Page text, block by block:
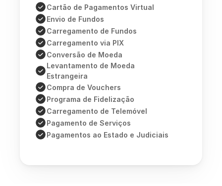
Click&Collect
Experts
DESCARREGAR APLICAÇÃO
Cartão de Pagamentos Virtual
Envio de Fundos
Carregamento de Fundos
Carregamento via PIX
Conversão de Moeda
Levantamento de Moeda
Estrangeira
Compra de Vouchers
Programa de Fidelização
Carregamento de Telemóvel
Pagamento de Serviços
Pagamentos ao Estado e Judiciais